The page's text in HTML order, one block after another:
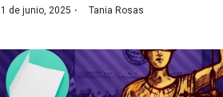
1 de junio, 2025 · Tania Rosas